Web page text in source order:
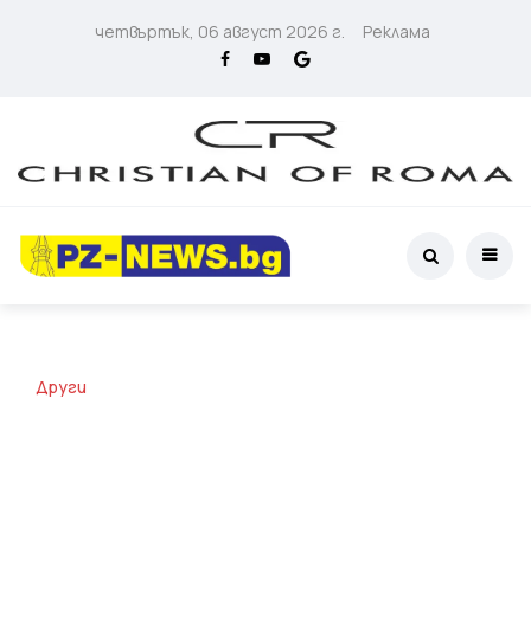
четвъртък, 06 август 2026 г. Реклама
Други